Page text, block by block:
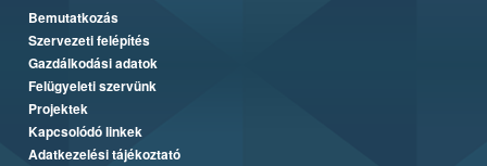
Bemutatkozás
Szervezeti felépítés
Gazdálkodási adatok
Felügyeleti szervünk
Projektek
Kapcsolódó linkek
Adatkezelési tájékoztató